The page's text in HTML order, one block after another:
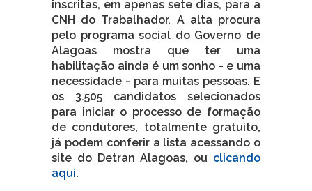
inscritas, em apenas sete dias, para a
CNH do Trabalhador. A alta procura
pelo programa social do Governo de
Alagoas mostra que ter uma
habilitação ainda é um sonho - e uma
necessidade - para muitas pessoas. E
os 3.505 candidatos selecionados
para iniciar o processo de formação
de condutores, totalmente gratuito,
já podem conferir a lista acessando o
site do Detran Alagoas, ou clicando
aqui.